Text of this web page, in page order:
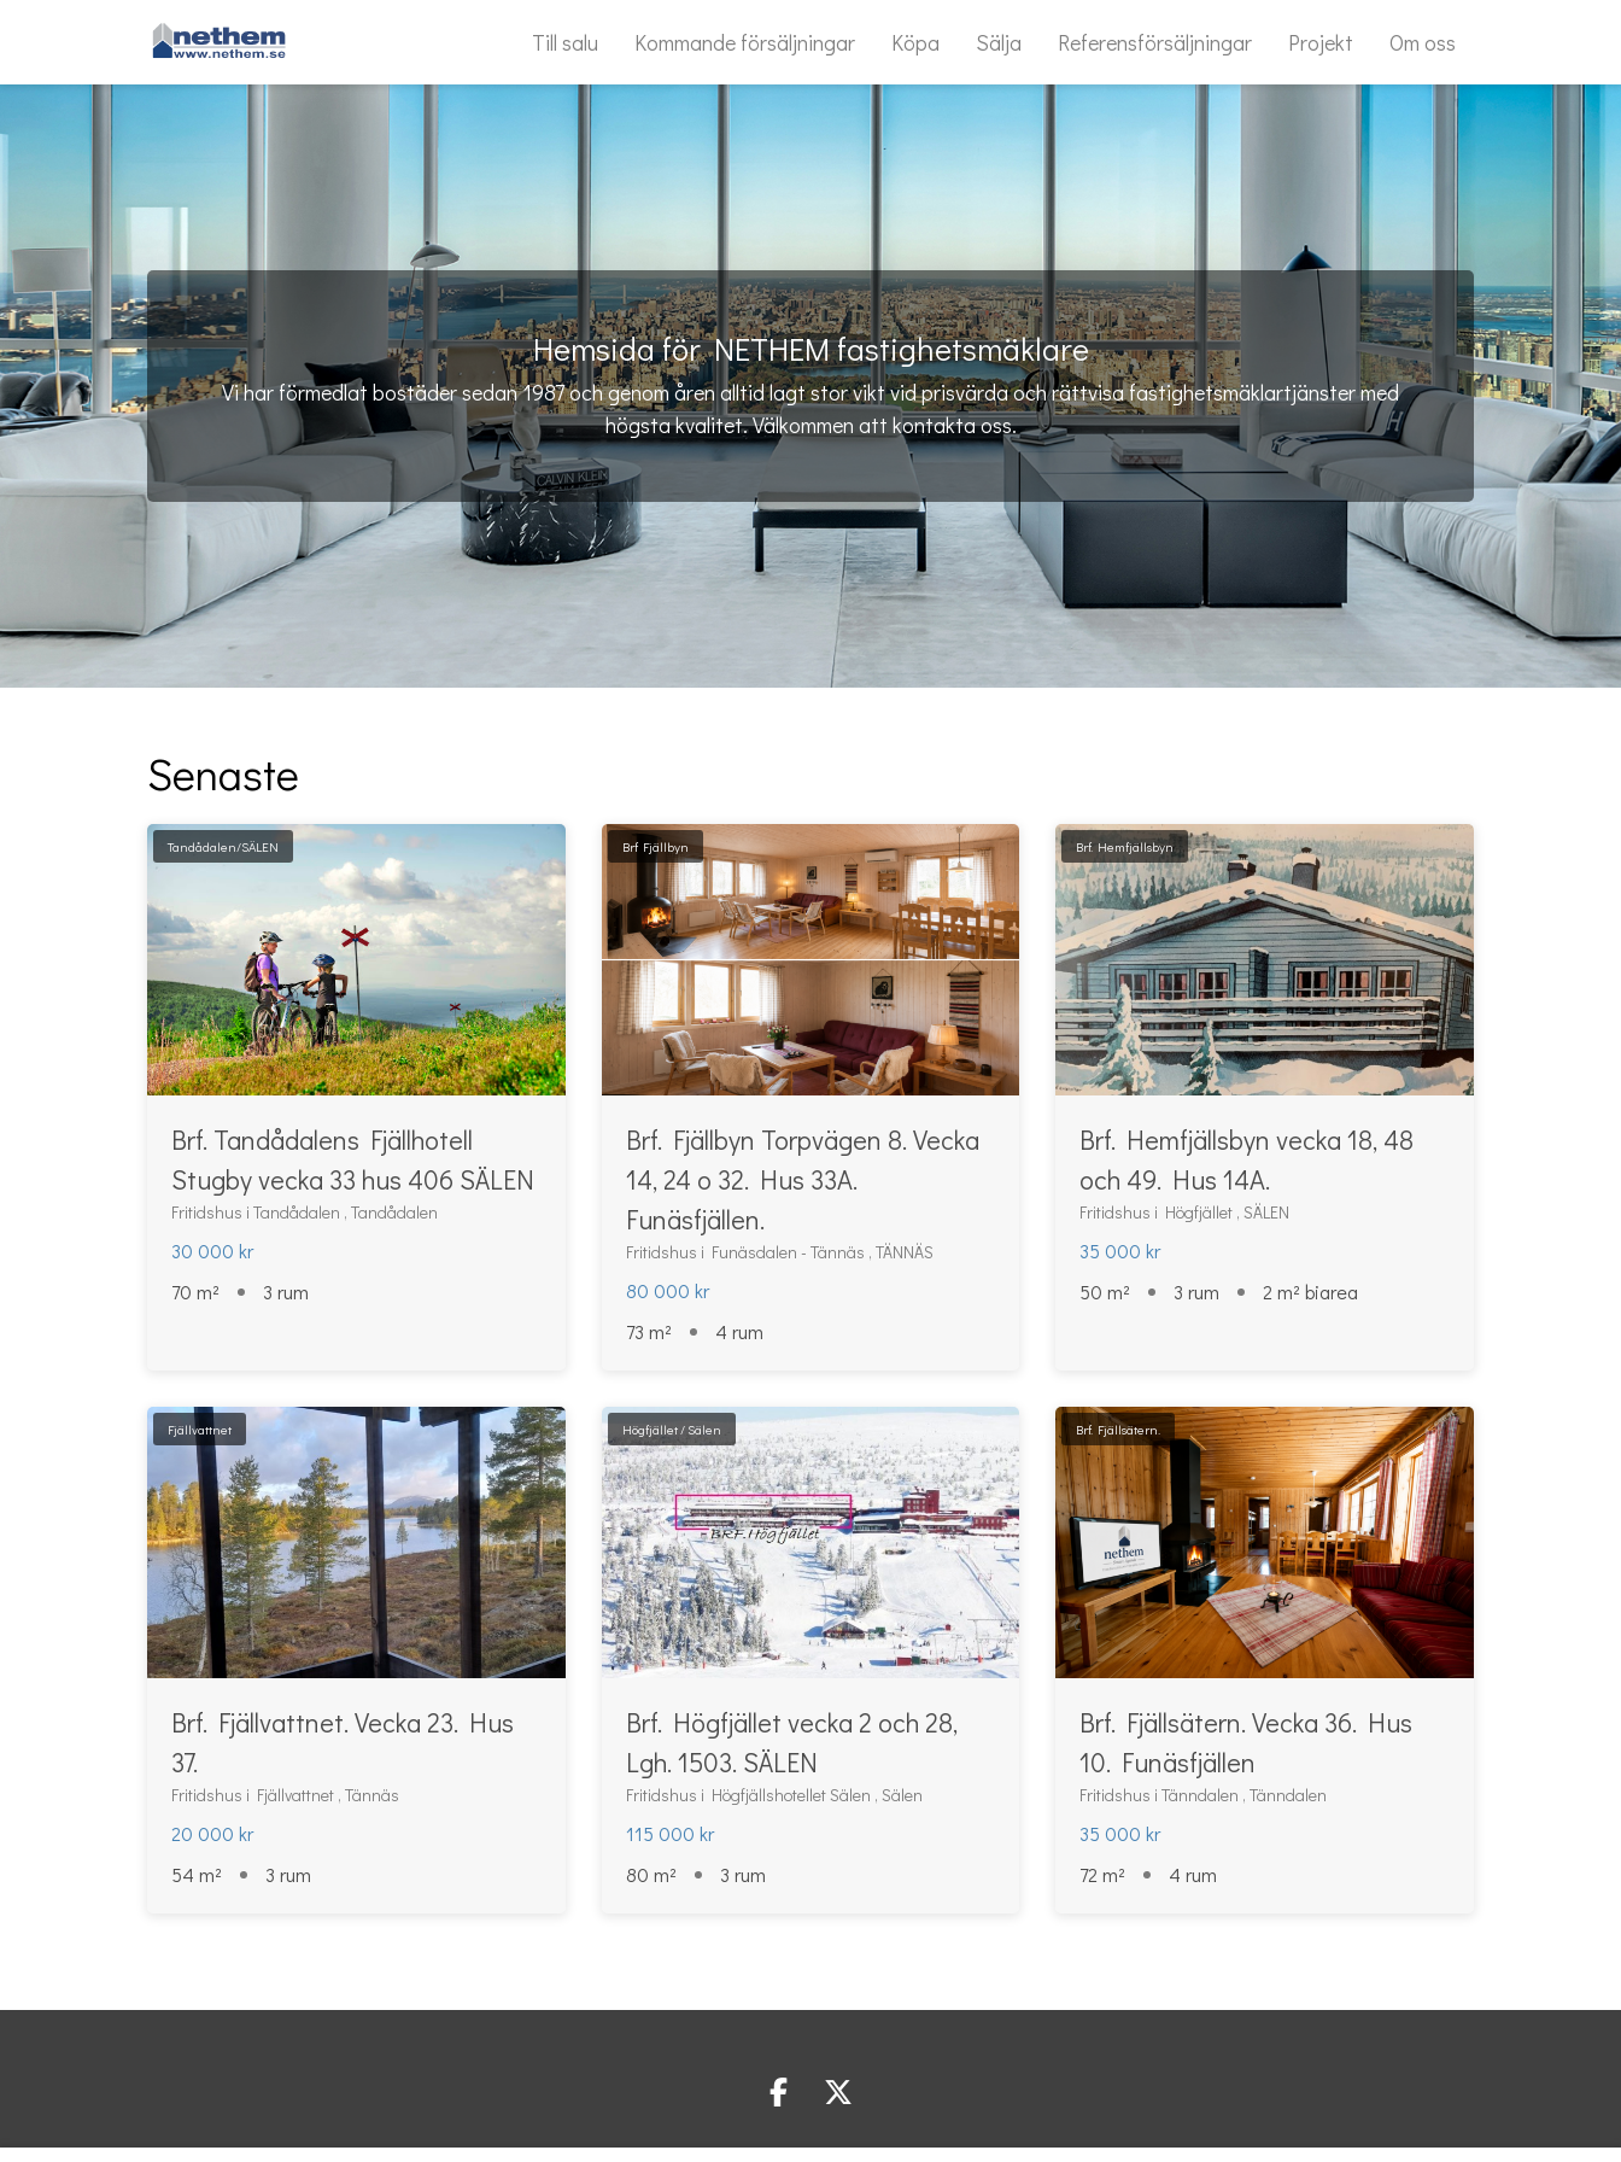
Till salu Kommande försäljningar Köpa Sälja Referensförsäljningar Projekt Om oss
Hemsida för NETHEM fastighetsmäklare
Vi har förmedlat bostäder sedan 1987 och genom åren alltid lagt stor vikt vid prisvärda och rättvisa fastighetsmäklartjänster med
högsta kvalitet. Välkommen att kontakta oss.
Senaste
Tandådalen/SÄLEN
Brf. Tandådalens Fjällhotell
Stugby vecka 33 hus 406 SÄLEN
Fritidshus i Tandådalen , Tandådalen
30 000 kr
70 m²
3 rum
Brf Fjällbyn
Brf. Fjällbyn Torpvägen 8. Vecka
14, 24 o 32. Hus 33A.
Funäsfjällen.
Fritidshus i Funäsdalen - Tännäs , TÄNNÄS
80 000 kr
73 m²
4 rum
Brf. Hemfjällsbyn
Brf. Hemfjällsbyn vecka 18, 48
och 49. Hus 14A.
Fritidshus i Högfjället , SÄLEN
35 000 kr
50 m²
3 rum 2 m² biarea
Fjällvattnet
Brf. Fjällvattnet. Vecka 23. Hus
37.
Fritidshus i Fjällvattnet , Tännäs
20 000 kr
54 m²
3 rum
Högfjället / Sälen
Brf. Högfjället vecka 2 och 28,
Lgh. 1503. SÄLEN
Fritidshus i Högfjällshotellet Sälen , Sälen
115 000 kr
80 m²
3 rum
Brf. Fjällsätern.
Brf. Fjällsätern. Vecka 36. Hus
10. Funäsfjällen
Fritidshus i Tänndalen , Tänndalen
35 000 kr
72 m²
4 rum